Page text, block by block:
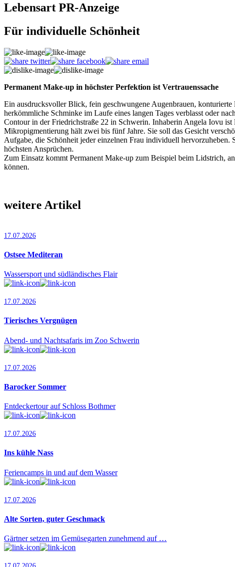
Lebensart PR-Anzeige
Für individuelle Schönheit
Permanent Make-up in höchster Perfektion ist Vertrauenssache
Ein ausdrucksvoller Blick, fein geschwungene Augenbrauen,
herkömmliche Schminke im Laufe eines langen Tages verblasst oder
Contour in der Friedrichstraße 22 in Schwerin. Inhaberin Angela Iovu
Mikropigmentierung hält zwei bis fünf Jahre. Sie soll das Gesicht
Aufgabe, die Schönheit jeder einzelnen Frau individuell
höchsten Ansprüchen.
Zum Einsatz kommt Permanent Make-up zum Beispiel beim Lidstrich,
können.
weitere Artikel
17.07.2026
Ostsee Mediteran
Wassersport und südländisches Flair
17.07.2026
Tierisches Vergnügen
Abend- und Nachtsafaris im Zoo Schwerin
17.07.2026
Barocker Sommer
Entdeckertour auf Schloss Bothmer
17.07.2026
Ins kühle Nass
Feriencamps in und auf dem Wasser
17.07.2026
Alte Sorten, guter Geschmack
Gärtner setzen im Gemüsegarten zunehmend auf …